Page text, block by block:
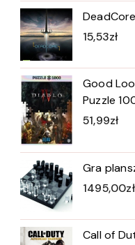
15,53zł
Good
Puzzle
51,99zł
Gra
1495,00zł
Call of